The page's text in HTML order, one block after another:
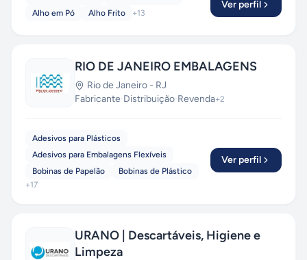
Alho em Pó
Alho Frito +13
Ver perfil
RIO DE JANEIRO EMBALAGENS
Rio de Janeiro - RJ
Fabricante·Distribuição·Revenda+2
Adesivos para Plásticos
Adesivos para Embalagens Flexíveis
Bobinas de Papelão
Bobinas de Plástico
+17
Ver perfil
URANO | Descartáveis, Higiene e
Limpeza